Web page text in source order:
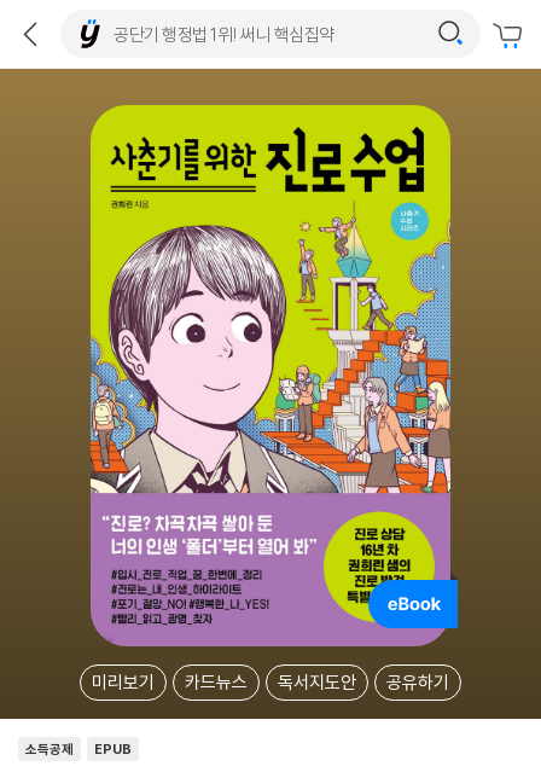
미리보기 카드뉴스 독서지도안 공유하기
소득공제 EPUB